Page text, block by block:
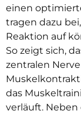
einen
tragen dazu
Reaktion auf
So zeigt sich,
zentralen
das
verläuft.